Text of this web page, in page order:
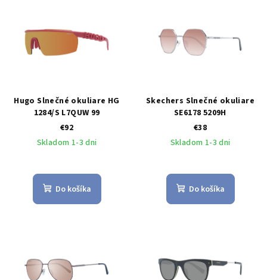
Hugo Slnečné okuliare HG
1284/S L7QUW 99
€92
Skladom 1-3 dni
Do košíka
Skechers Slnečné okuliare
SE6178 5209H
€38
Skladom 1-3 dni
Do košíka